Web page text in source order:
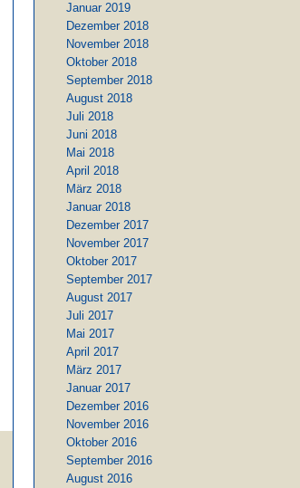
Januar 2019
Dezember 2018
November 2018
Oktober 2018
September 2018
August 2018
Juli 2018
Juni 2018
Mai 2018
April 2018
März 2018
Januar 2018
Dezember 2017
November 2017
Oktober 2017
September 2017
August 2017
Juli 2017
Mai 2017
April 2017
März 2017
Januar 2017
Dezember 2016
November 2016
Oktober 2016
September 2016
August 2016